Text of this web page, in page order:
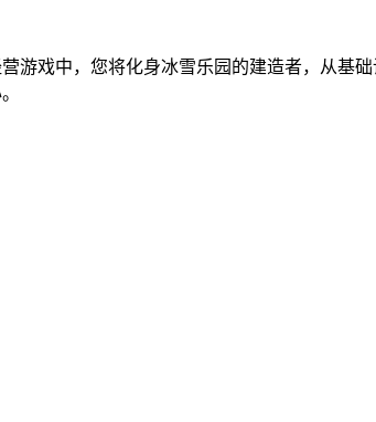
游戏中，您将化身冰雪乐园的建造者，从基